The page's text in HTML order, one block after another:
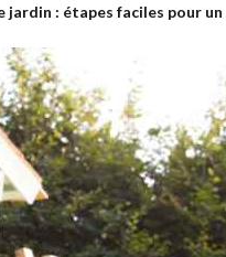
jardin : étapes faciles pour